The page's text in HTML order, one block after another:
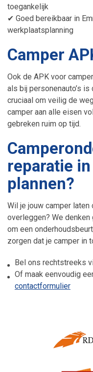
toegankelijk
✔ Goed bereikbaar in
werkplaatsplanning
Camper
Ook de APK voor
als bij personenauto’s
cruciaal om veilig de
camper aan alle eisen
gebreken ruim op tijd.
reparatie
plannen?
Wil je jouw camper
overleggen? We denken
om een
zorgen dat je camper in
Bel ons rechtstreeks
Of maak eenvoudig
contactformulier